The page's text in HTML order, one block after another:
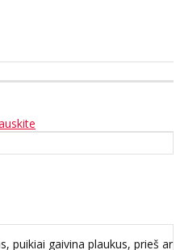
puikiai gaivina plaukus, prieš ar